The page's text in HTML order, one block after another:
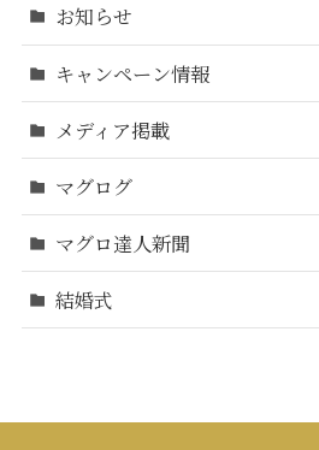
お知らせ
キャンペーン情報
メディア掲載
マグログ
マグロ達人新聞
結婚式